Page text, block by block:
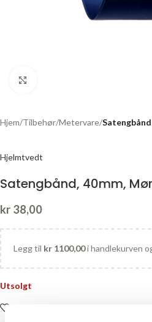
Hjem Tilbehør Metervare Satengbånd
Hjelmtvedt
Satengbånd, 40mm,
kr 38,00
Legg til kr 1100,00i handlekurven
Utsolgt